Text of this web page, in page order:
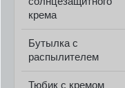
крема
Бутылка с
распылителем
Тюбик с кремом